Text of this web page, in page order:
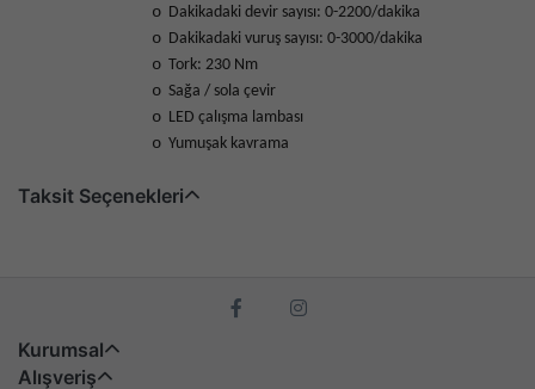
o Dakikadaki devir sayısı: 0-2200/dakika
o Dakikadaki vuruş sayısı: 0-3000/dakika
o Tork: 230 Nm
o Sağa / sola çevir
o LED çalışma lambası
o Yumuşak kavrama
Taksit Seçenekleri
Kurumsal
Alışveriş